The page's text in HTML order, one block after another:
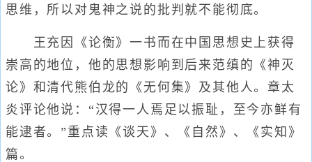
思维，所以对鬼神之说的批判就不能彻底。
王充因《论衡》一书而在中国思想史上获得
崇高的地位，他的思想影响到后来范缜的《神灭
论》和清代熊伯龙的《无何集》及其他人。章太
炎评论他说：“汉得一人焉足以振耻，至今亦鲜有
能逮者。”重点读《谈天》、《自然》、《实知》
篇。